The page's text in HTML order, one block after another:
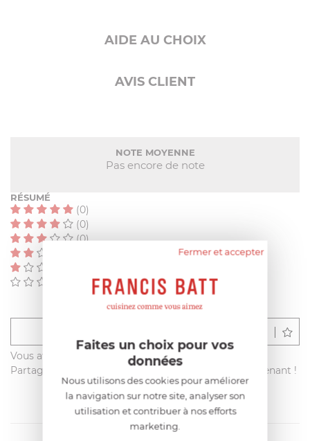
AIDE AU CHOIX
AVIS CLIENT
NOTE MOYENNE
Pas encore de note
RÉSUMÉ
(0)
(0)
(0)
Vous avez acheté ce produit sur francisbatt.com ?
Partagez votre avis avec les autres clients dès maintenant !
Fermer et accepter
Faites un choix pour vos
données
Nous utilisons des cookies pour améliorer
la navigation sur notre site, analyser son
utilisation et contribuer à nos efforts
marketing.